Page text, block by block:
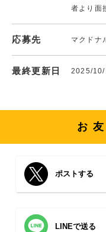
者より面
応募先 マクドナ
最終更新日 2025/10/
お
ポストする
LINEで送る